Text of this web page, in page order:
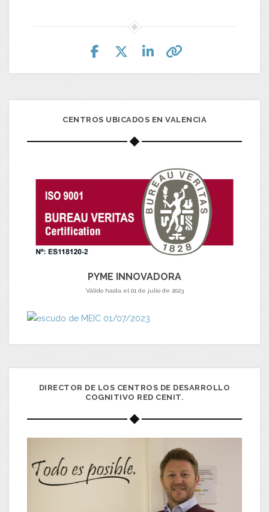
CENTROS UBICADOS EN VALENCIA
PYME INNOVADORA
Válido hasta el 01 de julio de 2023
DIRECTOR DE LOS CENTROS DE DESARROLLO
COGNITIVO RED CENIT.